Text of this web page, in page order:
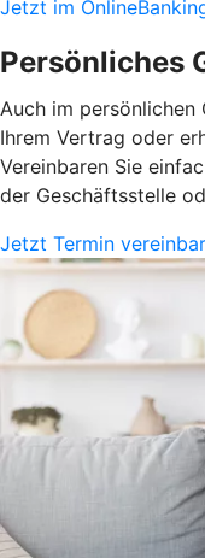
Jetzt im
Persönliches
Auch im persönlichen
Ihrem Vertrag oder
Vereinbaren Sie
der Geschäftsstelle
Jetzt Termin